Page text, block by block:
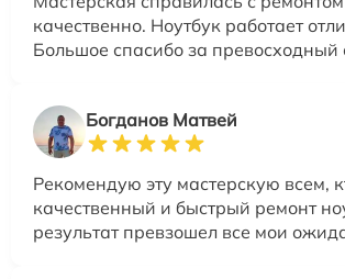
качественно. Ноутбук работает
Большое спасибо за превосходный
Богданов Матвей
Рекомендую эту мастерскую всем,
качественный и быстрый ремонт
результат превзошел все мои